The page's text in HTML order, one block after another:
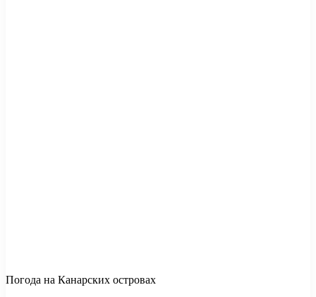
Погода на Канарских островах